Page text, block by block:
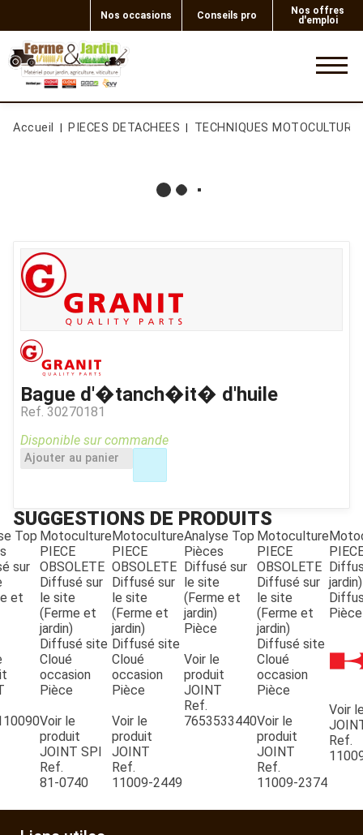
Nos occasions Conseils pro
Nos offres
d'emploi
JOUET
ESPACES VERTS
QUAD SSV UTV
PIECES DETACHEES
CONTACT
Accueil PIECES DETACHEES TECHNIQUES MOTOCULTURE
Bague d'�tanch�it� d'huile
Ref. 30270181
Disponible sur commande
Ajouter au panier
SUGGESTIONS DE PRODUITS
Top
sur
et
Motoculture
PIECE
OBSOLETE
Diffusé sur
le site
(Ferme et
jardin)
Diffusé site
Cloué
occasion
Pièce
Voir le
produit
JOINT SPI
Ref.
81-0740
Motoculture
PIECE
OBSOLETE
Diffusé sur
le site
(Ferme et
jardin)
Diffusé site
Cloué
occasion
Pièce
Voir le
produit
JOINT
Ref.
11009-2449
Analyse Top
Pièces
Diffusé sur
le site
(Ferme et
jardin)
Pièce
Voir le
produit
JOINT
Ref.
7653533440
Motoculture
PIECE
OBSOLETE
Diffusé sur
le site
(Ferme et
jardin)
Diffusé site
Cloué
occasion
Pièce
Voir le
produit
JOINT
Ref.
11009-2374
jardin)
Pièce
Voir
Ref.